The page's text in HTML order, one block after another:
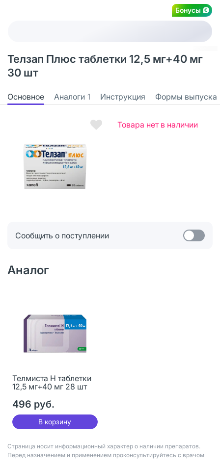
Бонусы
Телзап Плюс таблетки 12,5 мг+40 мг
30 шт
Основное Аналоги 1 Инструкция Формы выпуска
Товара нет в наличии
Сообщить о поступлении
Аналог
Телмиста Н таблетки
12,5 мг+40 мг 28 шт
496 руб.
В корзину
Страница носит информационный характер о наличии препаратов.
Перед назначением и применением проконсультируйтесь с врачом